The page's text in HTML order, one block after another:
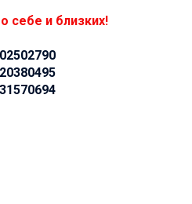
себе и близких!